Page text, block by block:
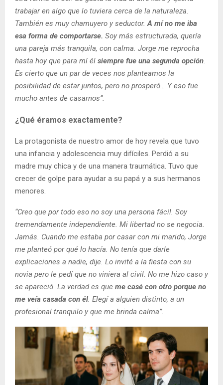
trabajar en algo que lo tuviera cerca de la naturaleza.
También es muy chamuyero y seductor.A mí no me iba
esa forma de comportarse. Soy más estructurada, quería
una pareja más tranquila, con calma. Jorge me reprocha
hasta hoy que para mí él siempre fue una segunda opción.
Es cierto que un par de veces nos planteamos la
posibilidad de estar juntos, pero no prosperó… Y eso fue
mucho antes de casarnos”.
¿Qué éramos exactamente?
La protagonista de nuestro amor de hoy revela que tuvo
una infancia y adolescencia muy difíciles. Perdió a su
madre muy chica y de una manera traumática. Tuvo que
crecer de golpe para ayudar a su papá y a sus hermanos
menores.
“Creo que por todo eso no soy una persona fácil. Soy
tremendamente independiente. Mi libertad no se negocia.
Jamás. Cuando me estaba por casar con mi marido, Jorge
me planteó por qué lo hacía. No tenía que darle
explicaciones a nadie, dije. Lo invité a la fiesta con su
novia pero le pedí que no viniera al civil. No me hizo caso y
se apareció. La verdad es que me casé con otro porque no
me veía casada con él. Elegí a alguien distinto, a un
profesional tranquilo y que me brinda calma”.